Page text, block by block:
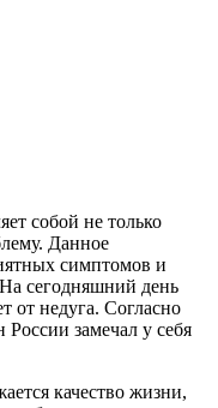
собой не только
Данное
симптомов и
сегодняшний день
от недуга. Согласно
замечал у себя
качество жизни,